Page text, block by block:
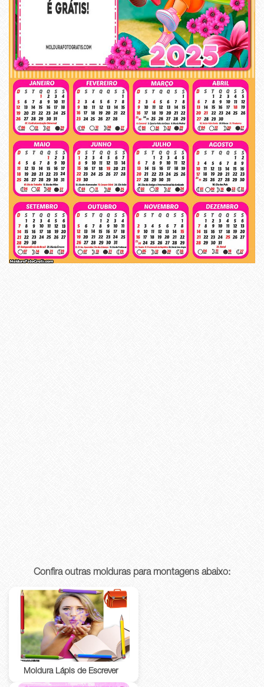
Confira outras molduras para montagens abaixo:
Moldura Lápis de Escrever